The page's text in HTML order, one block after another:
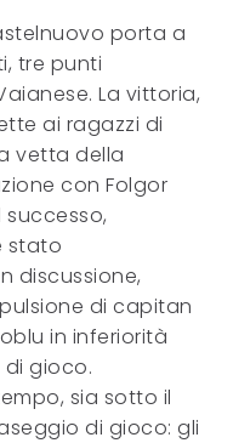
porta a
tre punti
La vittoria,
ai ragazzi di
vetta della
con Folgor
successo,
stato
discussione,
di capitan
in inferiorità
gioco.
sia sotto il
di gioco: gli